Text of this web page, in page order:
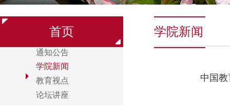
首页
通知公告
学院新闻
教育视点
论坛讲座
学院新闻
中国